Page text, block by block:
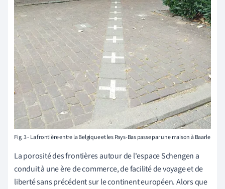
Fig. 3 - La frontière entre la Belgique et les Pays-Bas passe par une maison à Baarle
La porosité des frontières autour de l'espace Schengen a
conduit à une ère de commerce, de facilité de voyage et de
liberté sans précédent sur le continent européen. Alors que